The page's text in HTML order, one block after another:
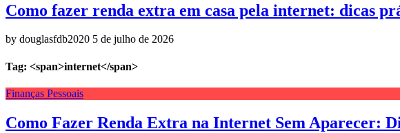
Como fazer renda extra em casa pela internet: dicas
by douglasfdb2020 5 de julho de 2026
Tag: <span>internet</span>
Finanças Pessoais
Como Fazer Renda Extra na Internet Sem Aparecer: